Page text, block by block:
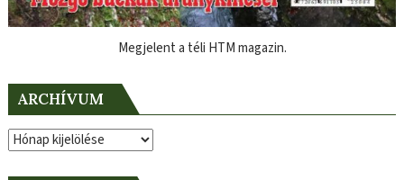
Megjelent a téli HTM magazin.
ARCHÍVUM
Archívum